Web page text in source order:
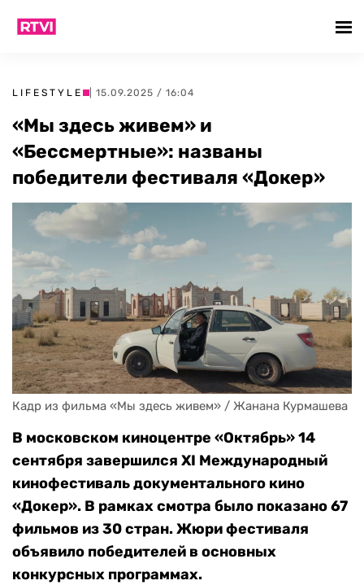
LIFESTYLE | 15.09.2025 / 16:04
«Мы здесь живем» и
«Бессмертные»: названы
победители фестиваля «Докер»
Кадр из фильма «Мы здесь живем» / Жанана Курмашева
В московском киноцентре «Октябрь» 14
сентября завершился XI Международный
кинофестиваль документального кино
«Докер». В рамках смотра было показано 67
фильмов из 30 стран. Жюри фестиваля
объявило победителей в основных
конкурсных программах.